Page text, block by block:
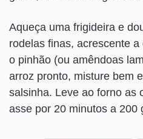
Aqueça uma frigideira e
rodelas finas, acrescente
o pinhão (ou amêndoas
arroz pronto, misture bem
salsinha. Leve ao forno as
asse por 20 minutos a 200